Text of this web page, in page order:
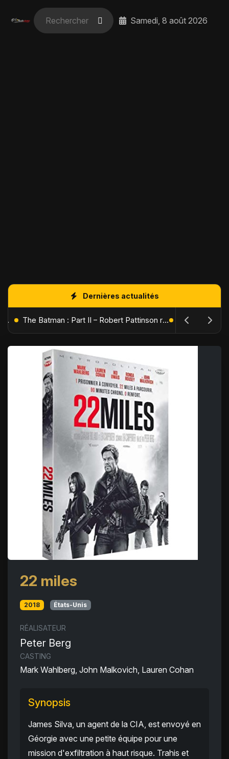
Samedi, 8 août 2026
Dernières actualités
L'Âge de Glace : Le Réveil du Volcan – Manny, Sid et Diego de retour pour une aventure explosive The Batman : Part II – Robert Pattinson replonge dans les ténèbres de Gotham dès octobre 2027
22 miles
2018 États-Unis
RÉALISATEUR
Peter Berg
CASTING
Mark Wahlberg, John Malkovich, Lauren Cohan
Synopsis
James Silva, un agent de la CIA, est envoyé en
Géorgie avec une petite équipe pour une
mission d'exfiltration à haut risque. Trahis et